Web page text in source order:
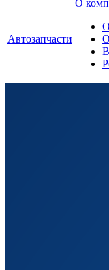
Автозапчасти
О